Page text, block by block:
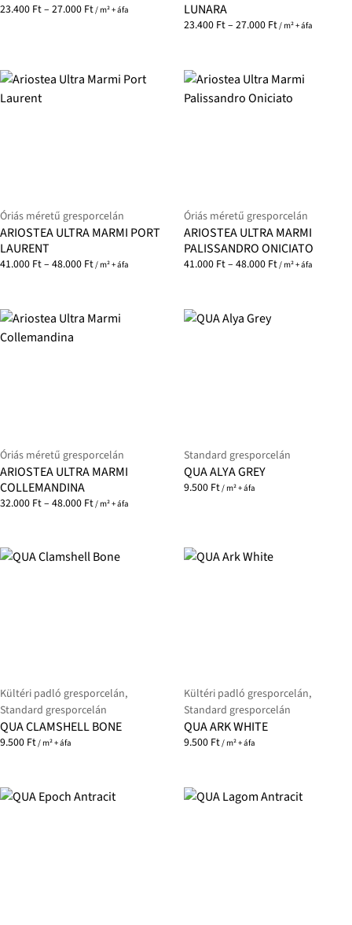
23.400 Ft– 27.000 Ft/ m² + áfa
LUNARA
23.400 Ft– 27.000 Ft/ m² + áfa
Óriás méretű gresporcelán
ARIOSTEA ULTRA MARMI PORT
LAURENT
41.000 Ft– 48.000 Ft/ m² + áfa
Óriás méretű gresporcelán
ARIOSTEA ULTRA MARMI
PALISSANDRO ONICIATO
41.000 Ft– 48.000 Ft/ m² + áfa
Óriás méretű gresporcelán
ARIOSTEA ULTRA MARMI
COLLEMANDINA
32.000 Ft– 48.000 Ft/ m² + áfa
Standard gresporcelán
QUA ALYA GREY
9.500 Ft/ m² + áfa
Kültéri padló gresporcelán,
Standard gresporcelán
QUA CLAMSHELL BONE
9.500 Ft/ m² + áfa
Kültéri padló gresporcelán,
Standard gresporcelán
QUA ARK WHITE
9.500 Ft/ m² + áfa